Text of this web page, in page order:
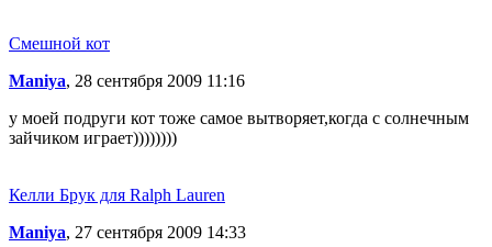
Смешной кот
Maniya, 28 сентября 2009 11:16
у моей подруги кот тоже самое вытворяет,когда с солнечным
зайчиком играет))))))))
Келли Брук для Ralph Lauren
Maniya, 27 сентября 2009 14:33